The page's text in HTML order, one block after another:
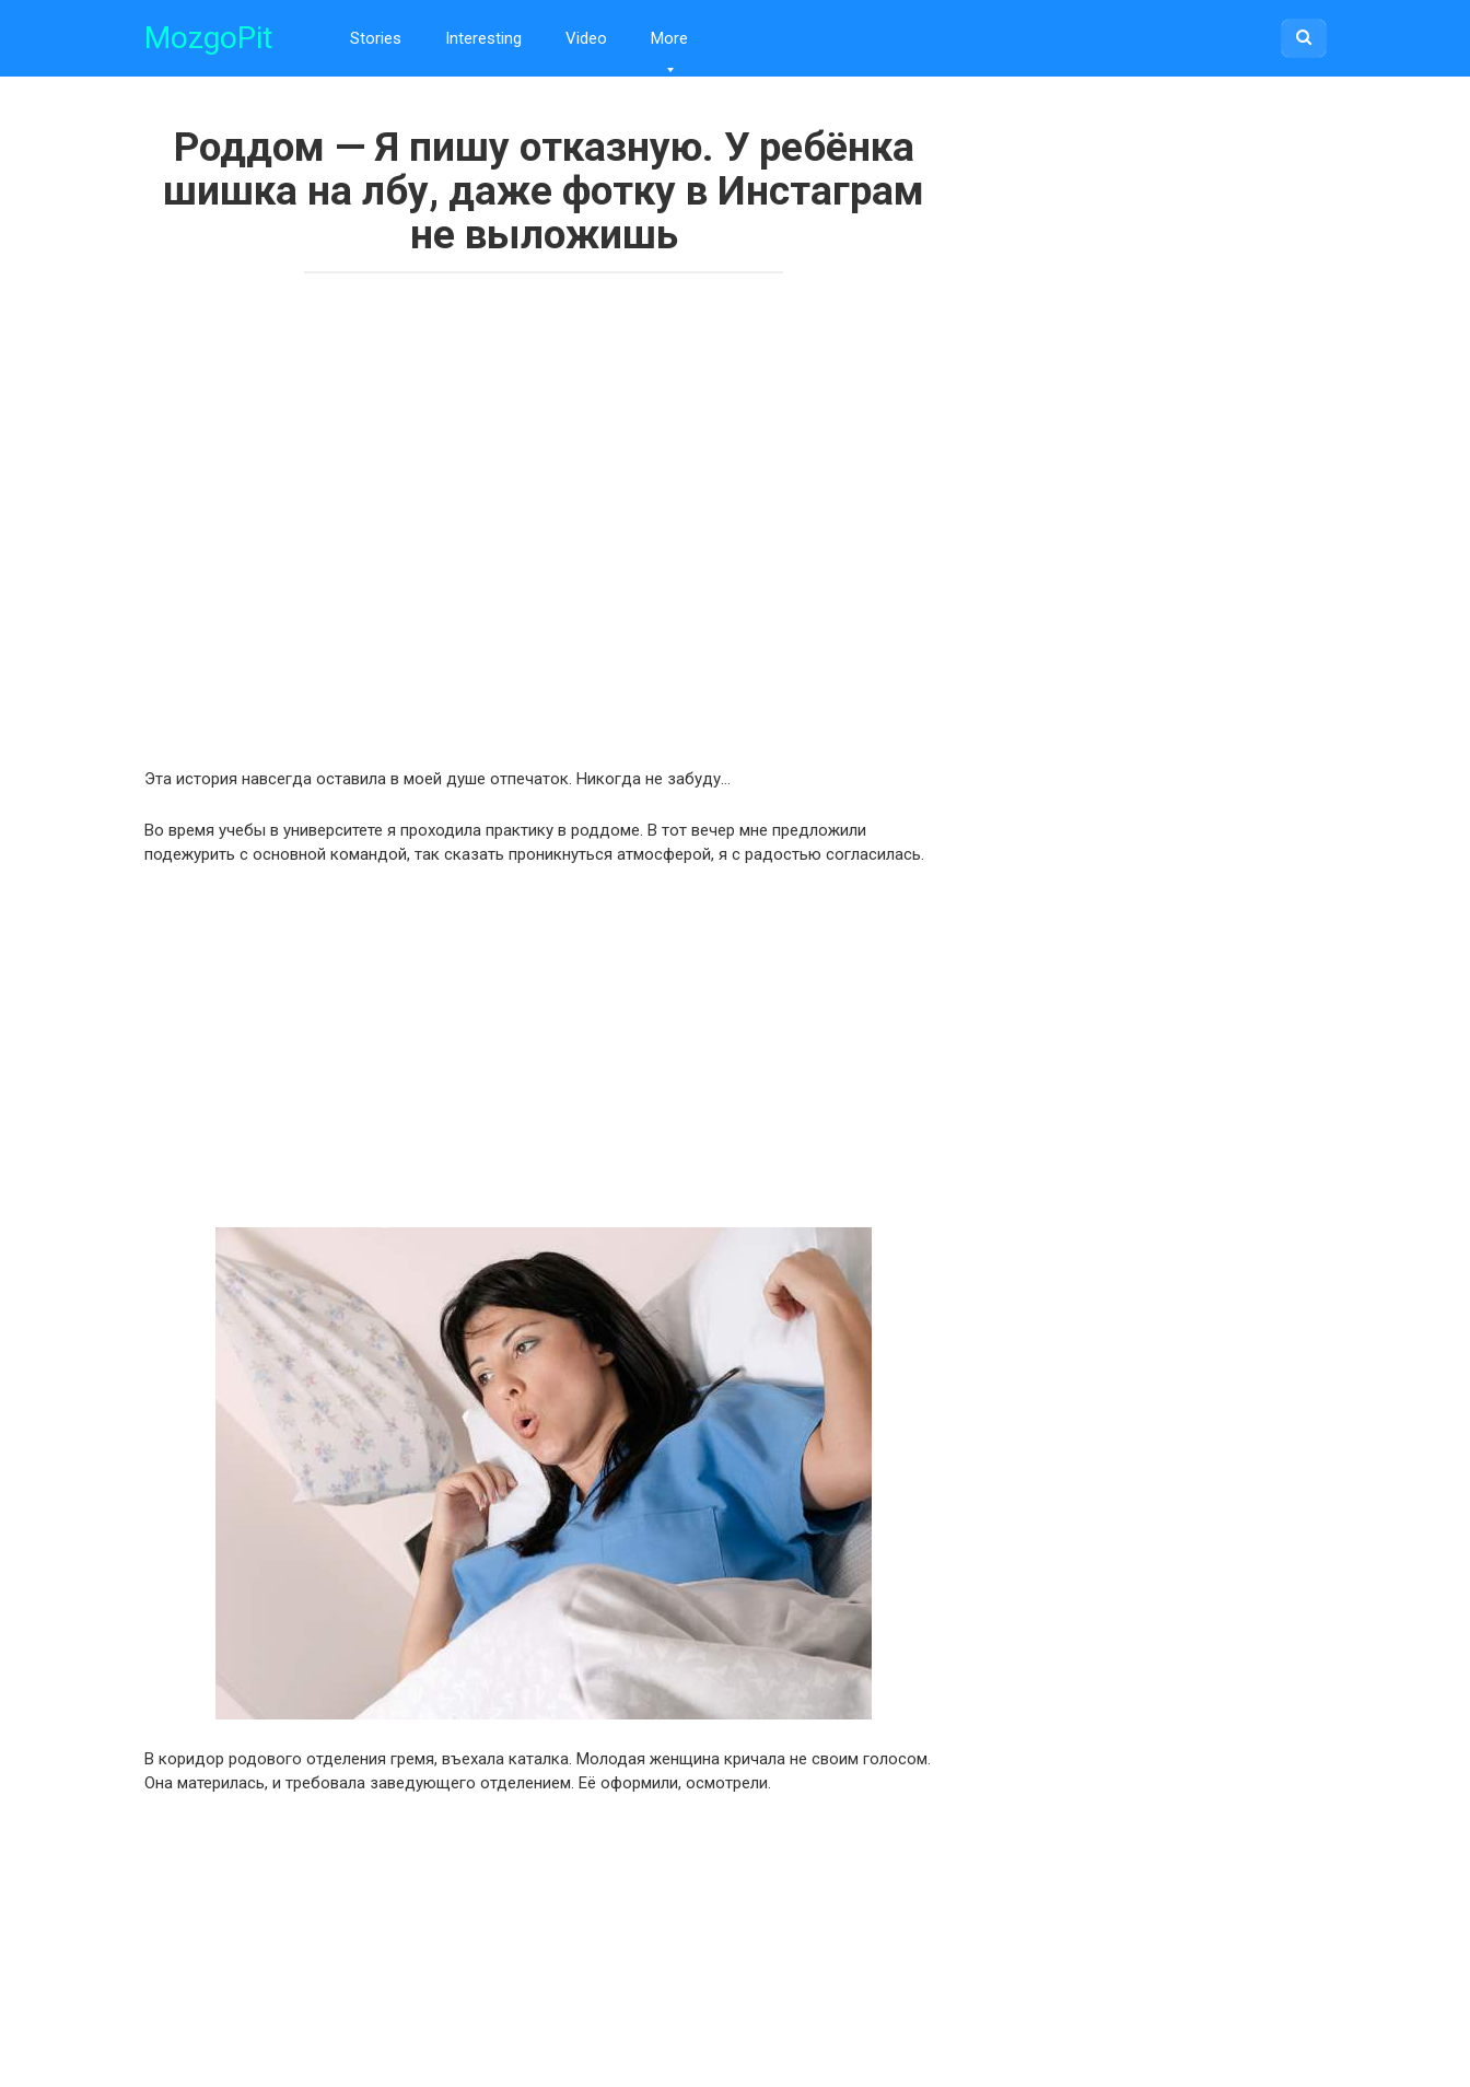
MozgoPit Stories Interesting Video More
Роддом — Я пишу отказную. У ребёнка
шишка на лбу, даже фотку в Инстаграм
не выложишь
Эта история навсегда оставила в моей душе отпечаток. Никогда не забуду…
Во время учебы в университете я проходила практику в роддоме. В тот вечер мне предложили
подежурить с основной командой, так сказать проникнуться атмосферой, я с радостью согласилась.
В коридор родового отделения гремя, въехала каталка. Молодая женщина кричала не своим голосом.
Она материлась, и требовала заведующего отделением. Её оформили, осмотрели.